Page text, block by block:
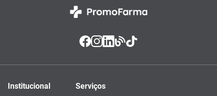
Institucional Serviços